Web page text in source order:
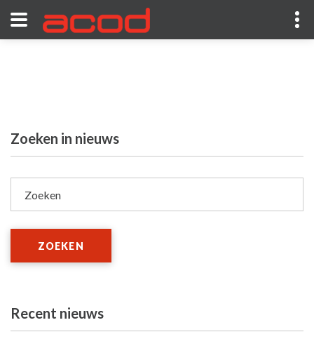
Zoeken in nieuws
Zoeken
ZOEKEN
Recent nieuws